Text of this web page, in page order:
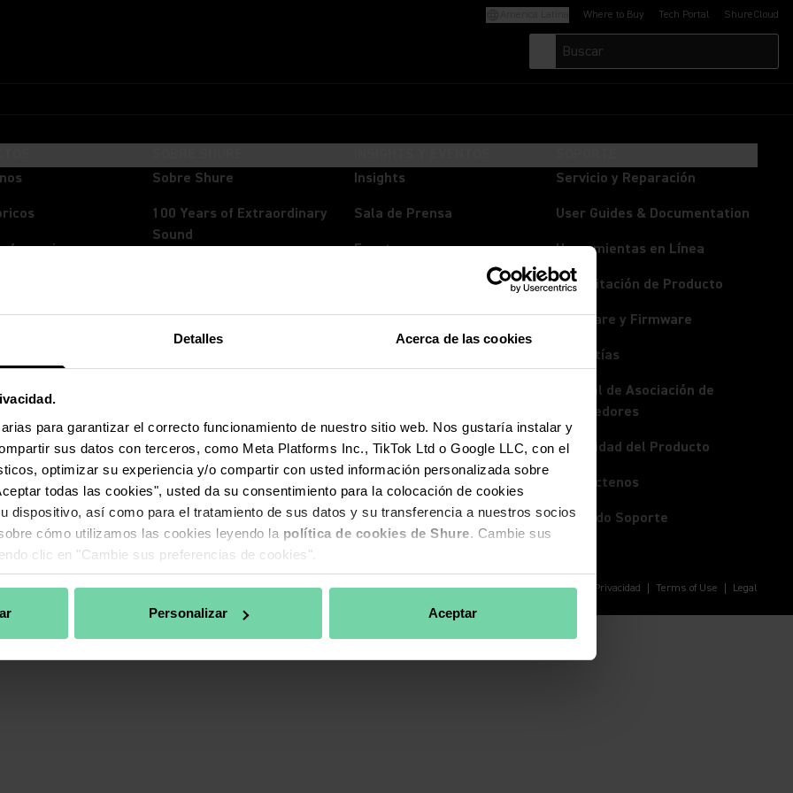
Detalles Acerca de las cookies
para garantizar el correcto funcionamiento de nuestro sitio web. Nos gustaría instalar y
sus datos con terceros, como Meta Platforms Inc., TikTok Ltd o Google LLC, con el
optimizar su experiencia y/o compartir con usted información personalizada sobre
todas las cookies", usted da su consentimiento para la colocación de cookies
dispositivo, así como para el tratamiento de sus datos y su transferencia a nuestros socios
cómo utilizamos las cookies leyendo la política de cookies de Shure. Cambie sus
clic en "Cambie sus preferencias de cookies".
Personalizar Aceptar
Where to Buy Tech Portal
(Opens in a new tab)ShureCloud
(Opens in a new
y DSP
los Productos
Sobre Shure
100 Years of Extraordinary
Sound
Sustentabilidad
Cookies
Política de Privacidad del
Candidato
Insights
Sala de Prensa
Eventos
Spectrum
Servicio y Reparación
User Guides & Documentation
Herramientas en Línea
Capacitación de Producto
Software y Firmware
Garantías
Manual de Asociación de
Proveedores
Seguridad del Producto
Contáctenos
Ver todo Soporte
Política de Privacidad Terms of Use Legal